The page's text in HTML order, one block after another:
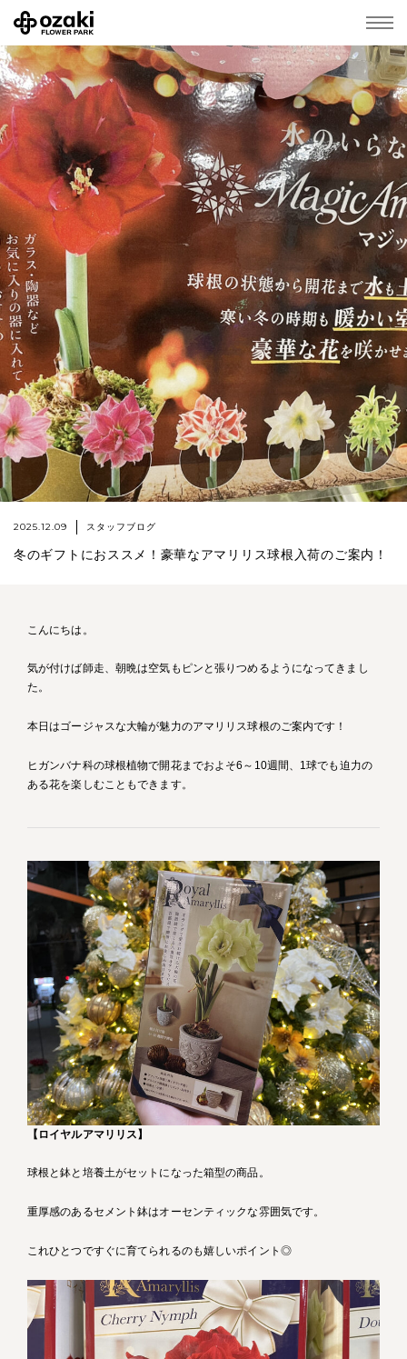
2025.12.09 スタッフブログ
冬のギフトにおススメ！豪華なアマリリス球根入荷のご案内！
こんにちは。
気が付けば師走、朝晩は空気もピンと張りつめるようになってきまし
た。
本日はゴージャスな大輪が魅力のアマリリス球根のご案内です！
ヒガンバナ科の球根植物で開花までおよそ6～10週間、1球でも迫力の
ある花を楽しむこともできます。
【ロイヤルアマリリス】
球根と鉢と培養土がセットになった箱型の商品。
重厚感のあるセメント鉢はオーセンティックな雰囲気です。
これひとつですぐに育てられるのも嬉しいポイント◎